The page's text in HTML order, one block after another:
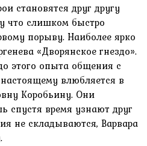
становятся друг другу
что слишком быстро
порыву. Наиболее ярко
«Дворянское гнездо».
этого опыта общения с
влюбляется в
Коробьину. Они
спустя время узнают друг
не складываются, Варвара